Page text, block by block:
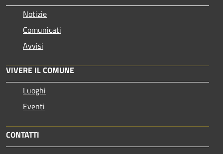
Notizie
Comunicati
Avvisi
VIVERE IL COMUNE
Luoghi
Eventi
CONTATTI